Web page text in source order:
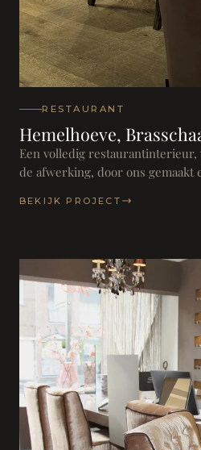
RESTAURANT
Hemelhoeve,
Een volledig restaurantinterieur,
de afwerking, door ons gemaakt
BEKIJK PROJECT